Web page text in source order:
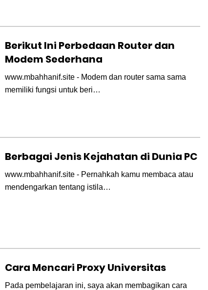
Berikut Ini Perbedaan Router dan
Modem Sederhana
www.mbahhanif.site - Modem dan router sama sama
memiliki fungsi untuk beri…
Berbagai Jenis Kejahatan di Dunia PC
www.mbahhanif.site - Pernahkah kamu membaca atau
mendengarkan tentang istila…
Cara Mencari Proxy Universitas
Pada pembelajaran ini, saya akan membagikan cara